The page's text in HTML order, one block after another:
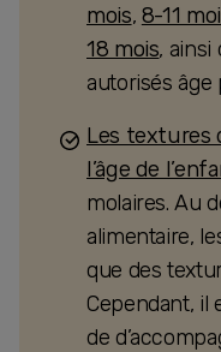
mois, 8-11
18 mois, ainsi
autorisés âge
Les textures
l’âge de
molaires. Au
alimentaire,
que des
Cependant, il
de